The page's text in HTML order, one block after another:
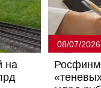
на
08/07/2026